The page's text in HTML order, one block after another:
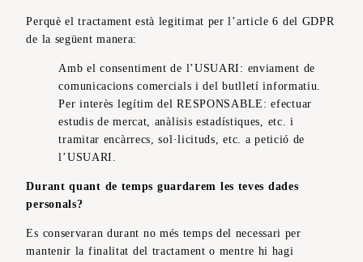
Perquè el tractament està legitimat per l’article 6 del GDPR
de la següent manera:
Amb el consentiment de l’USUARI: enviament de
comunicacions comercials i del butlletí informatiu.
Per interès legítim del RESPONSABLE: efectuar
estudis de mercat, anàlisis estadístiques, etc. i
tramitar encàrrecs, sol·licituds, etc. a petició de
l’USUARI.
Durant quant de temps guardarem les teves dades
personals?
Es conservaran durant no més temps del necessari per
mantenir la finalitat del tractament o mentre hi hagi